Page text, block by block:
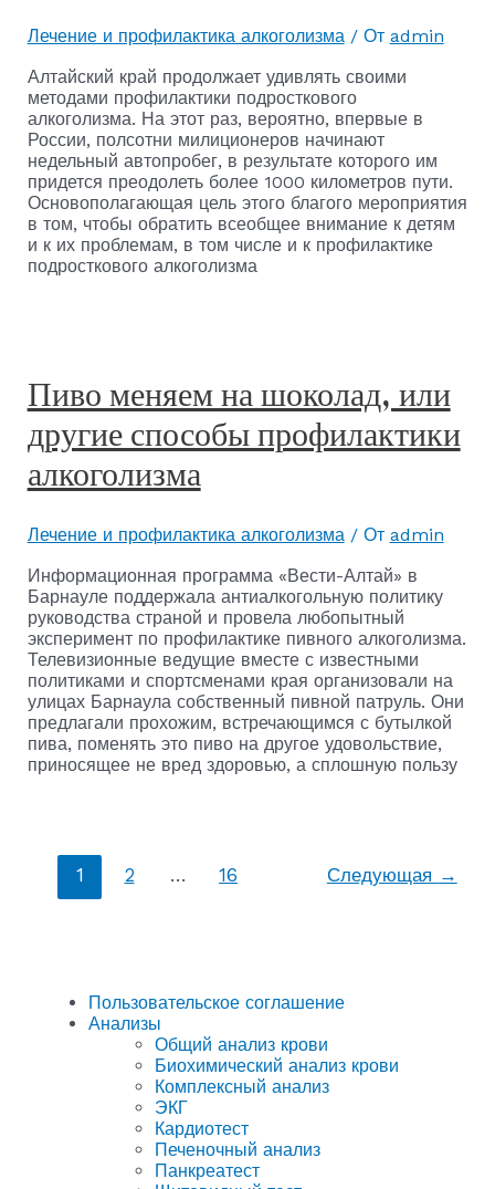
Лечение и профилактика алкоголизма/ От admin
Алтайский край продолжает удивлять своими
методами профилактики подросткового
алкоголизма. На этот раз, вероятно, впервые в
России, полсотни милиционеров начинают
недельный автопробег, в результате которого им
придется преодолеть более 1000 километров пути.
Основополагающая цель этого благого мероприятия
в том, чтобы обратить всеобщее внимание к детям
и к их проблемам, в том числе и к профилактике
подросткового алкоголизма
Пиво меняем на шоколад, или
другие способы профилактики
алкоголизма
Лечение и профилактика алкоголизма/ От admin
Информационная программа «Вести-Алтай» в
Барнауле поддержала антиалкогольную политику
руководства страной и провела любопытный
эксперимент по профилактике пивного алкоголизма.
Телевизионные ведущие вместе с известными
политиками и спортсменами края организовали на
улицах Барнаула собственный пивной патруль. Они
предлагали прохожим, встречающимся с бутылкой
пива, поменять это пиво на другое удовольствие,
приносящее не вред здоровью, а сплошную пользу
1 2 … 16 Следующая →
Пользовательское соглашение
Анализы
Общий анализ крови
Биохимический анализ крови
Комплексный анализ
ЭКГ
Кардиотест
Печеночный анализ
Панкреатест